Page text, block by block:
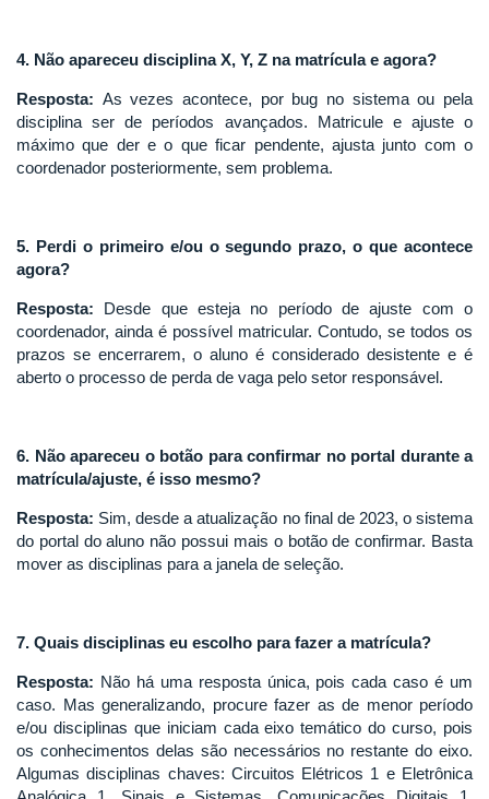
4. Não apareceu disciplina X, Y, Z na matrícula e agora?
Resposta: As vezes acontece, por bug no sistema ou pela
disciplina ser de períodos avançados. Matricule e ajuste o
máximo que der e o que ficar pendente, ajusta junto com o
coordenador posteriormente, sem problema.
5. Perdi o primeiro e/ou o segundo prazo, o que acontece
agora?
Resposta: Desde que esteja no período de ajuste com o
coordenador, ainda é possível matricular. Contudo, se todos os
prazos se encerrarem, o aluno é considerado desistente e é
aberto o processo de perda de vaga pelo setor responsável.
6. Não apareceu o botão para confirmar no portal durante a
matrícula/ajuste, é isso mesmo?
Resposta: Sim, desde a atualização no final de 2023, o sistema
do portal do aluno não possui mais o botão de confirmar. Basta
mover as disciplinas para a janela de seleção.
7. Quais disciplinas eu escolho para fazer a matrícula?
Resposta: Não há uma resposta única, pois cada caso é um
caso. Mas generalizando, procure fazer as de menor período
e/ou disciplinas que iniciam cada eixo temático do curso, pois
os conhecimentos delas são necessários no restante do eixo.
Algumas disciplinas chaves: Circuitos Elétricos 1 e Eletrônica